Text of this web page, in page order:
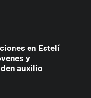
en Estelí
y
auxilio